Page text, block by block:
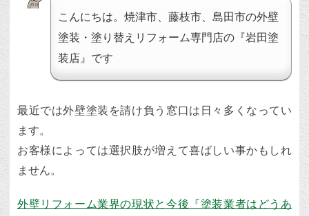
こんにちは。焼津市、藤枝市、島田市の外壁
塗装・塗り替えリフォーム専門店の『岩田塗
装店』です
最近では外壁塗装を請け負う窓口は日々多くなってい
ます。
お客様によっては選択肢が増えて喜ばしい事かもしれ
ません。
外壁リフォーム業界の現状と今後『塗装業者はどうあ